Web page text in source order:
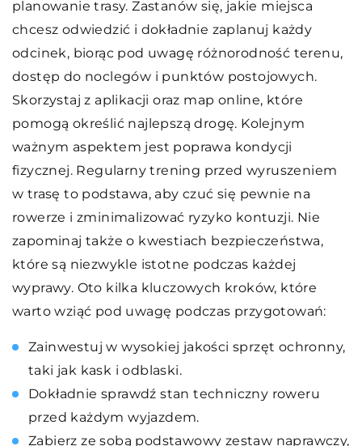
planowanie trasy. Zastanów się, jakie miejsca
chcesz odwiedzić i dokładnie zaplanuj każdy
odcinek, biorąc pod uwagę różnorodność terenu,
dostęp do noclegów i punktów postojowych.
Skorzystaj z aplikacji oraz map online, które
pomogą określić najlepszą drogę. Kolejnym
ważnym aspektem jest poprawa kondycji
fizycznej. Regularny trening przed wyruszeniem
w trasę to podstawa, aby czuć się pewnie na
rowerze i zminimalizować ryzyko kontuzji. Nie
zapominaj także o kwestiach bezpieczeństwa,
które są niezwykle istotne podczas każdej
wyprawy. Oto kilka kluczowych kroków, które
warto wziąć pod uwagę podczas przygotowań:
Zainwestuj w wysokiej jakości sprzęt ochronny,
taki jak kask i odblaski.
Dokładnie sprawdź stan techniczny roweru
przed każdym wyjazdem.
Zabierz ze sobą podstawowy zestaw naprawczy,